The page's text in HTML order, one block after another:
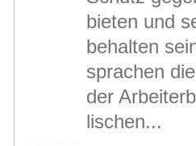
bie­ten und
be­hal­ten
spra­chen
der
li­schen...